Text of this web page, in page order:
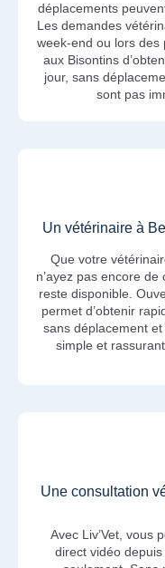
déplacements
Les demandes
week-end ou lors des
aux Bisontins
jour, sans
sont pas
Un vétérinaire à
Que votre
n’ayez pas encore de
reste disponible.
permet d’obtenir
sans déplacement
simple et
Une consultation
Avec Liv’Vet, vous
direct vidéo